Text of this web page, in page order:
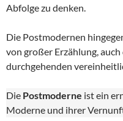
Abfolge zu denken.
Die Postmodernen
von großer Erzählung,
durchgehenden
Die Postmoderne ist ein
Moderne und ihrer